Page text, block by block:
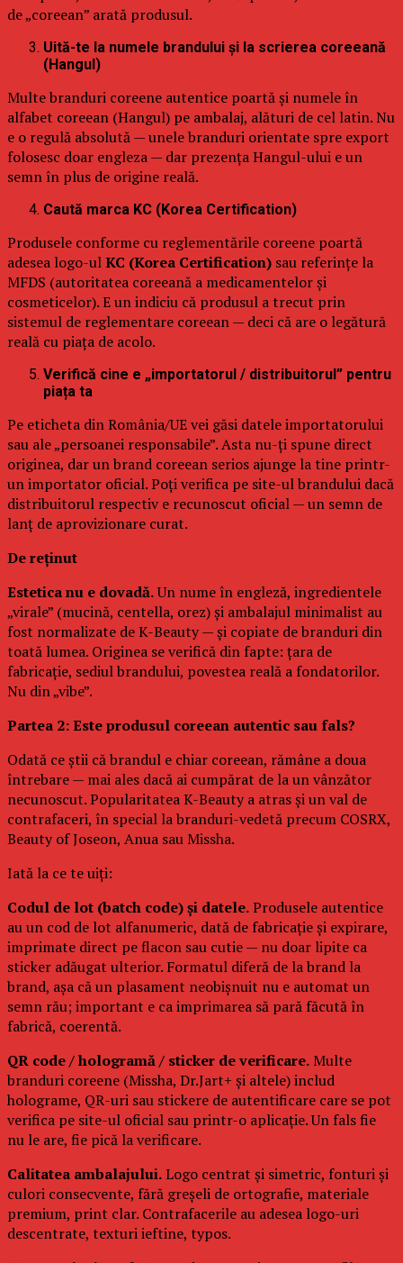
de „coreean” arată produsul.
Uită-te la numele brandului și la scrierea coreeană
(Hangul)
Multe branduri coreene autentice poartă și numele în
alfabet coreean (Hangul) pe ambalaj, alături de cel latin. Nu
e o regulă absolută — unele branduri orientate spre export
folosesc doar engleza — dar prezența Hangul-ului e un
semn în plus de origine reală.
Caută marca KC (Korea Certification)
Produsele conforme cu reglementările coreene poartă
adesea logo-ulKC (Korea Certification) sau referințe la
MFDS (autoritatea coreeană a medicamentelor și
cosmeticelor). E un indiciu că produsul a trecut prin
sistemul de reglementare coreean — deci că are o legătură
reală cu piața de acolo.
Verifică cine e „importatorul / distribuitorul” pentru
piața ta
Pe eticheta din România/UE vei găsi datele importatorului
sau ale „persoanei responsabile”. Asta nu-ți spune direct
originea, dar un brand coreean serios ajunge la tine printr-
un importator oficial. Poți verifica pe site-ul brandului dacă
distribuitorul respectiv e recunoscut oficial — un semn de
lanț de aprovizionare curat.
De reținut
Estetica nu e dovadă.Un nume în engleză, ingredientele
„virale” (mucină, centella, orez) și ambalajul minimalist au
fost normalizate de K-Beauty — și copiate de branduri din
toată lumea. Originea se verifică din fapte: țara de
fabricație, sediul brandului, povestea reală a fondatorilor.
Nu din „vibe”.
Partea 2: Este produsul coreean autentic sau fals?
Odată ce știi că brandul e chiar coreean, rămâne a doua
întrebare — mai ales dacă ai cumpărat de la un vânzător
necunoscut. Popularitatea K-Beauty a atras și un val de
contrafaceri, în special la branduri-vedetă precum COSRX,
Beauty of Joseon, Anua sau Missha.
Iată la ce te uiți:
Codul de lot (batch code) și datele.Produsele autentice
au un cod de lot alfanumeric, dată de fabricație și expirare,
imprimate direct pe flacon sau cutie — nu doar lipite ca
sticker adăugat ulterior. Formatul diferă de la brand la
brand, așa că un plasament neobișnuit nu e automat un
semn rău; important e ca imprimarea să pară făcută în
fabrică, coerentă.
QR code / hologramă / sticker de verificare.Multe
branduri coreene (Missha, Dr.Jart+ și altele) includ
holograme, QR-uri sau stickere de autentificare care se pot
verifica pe site-ul oficial sau printr-o aplicație. Un fals fie
nu le are, fie pică la verificare.
Calitatea ambalajului.Logo centrat și simetric, fonturi și
culori consecvente, fără greșeli de ortografie, materiale
premium, print clar. Contrafacerile au adesea logo-uri
descentrate, texturi ieftine, typos.